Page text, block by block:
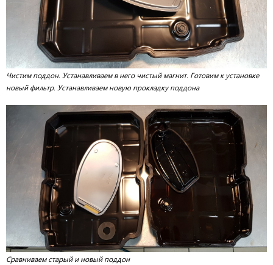
Чистим поддон. Устанавливаем в него чистый магнит. Готовим к установке
новый фильтр. Устанавливаем новую прокладку поддона
Сравниваем старый и новый поддон